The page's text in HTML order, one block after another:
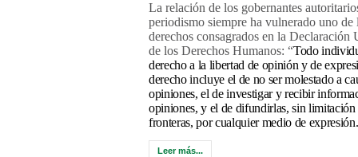
La relación de los gobernantes
periodismo siempre ha vulnerado uno de
derechos consagrados en la Declaración
de los Derechos Humanos: “Todo
derecho a la libertad de opinión y de
derecho incluye el de no ser molestado a
opiniones, el de investigar y recibir
opiniones, y el de difundirlas, sin limitación
fronteras, por cualquier medio de
Leer más...